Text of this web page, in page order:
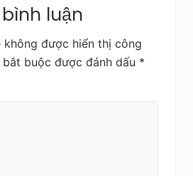
luận
không được hiển thị công
buộc được đánh dấu *